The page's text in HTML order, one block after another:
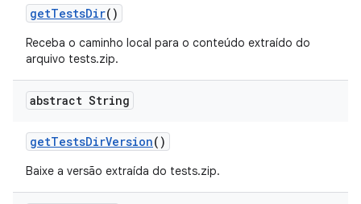
getTestsDir()
Receba o caminho local para o conteúdo extraído do
arquivo tests.zip.
abstract String
getTestsDirVersion()
Baixe a versão extraída do tests.zip.